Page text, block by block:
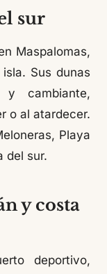
sur
Maspalomas,
Sus dunas
cambiante,
o al atardecer.
Playa
del sur.
y costa
deportivo,